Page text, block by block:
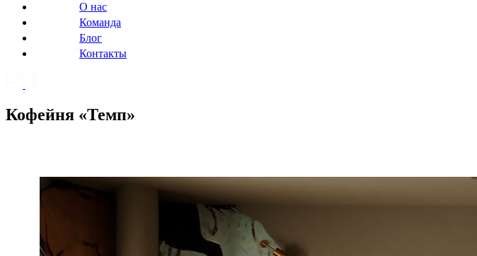
О нас
Команда
Блог
Контакты
Кофейня «Темп»